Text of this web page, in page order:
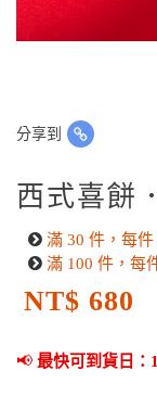
分享到
西式喜餅
滿 30 件，每件
滿 100 件，每
NT$ 680
📢 最快可到貨日：